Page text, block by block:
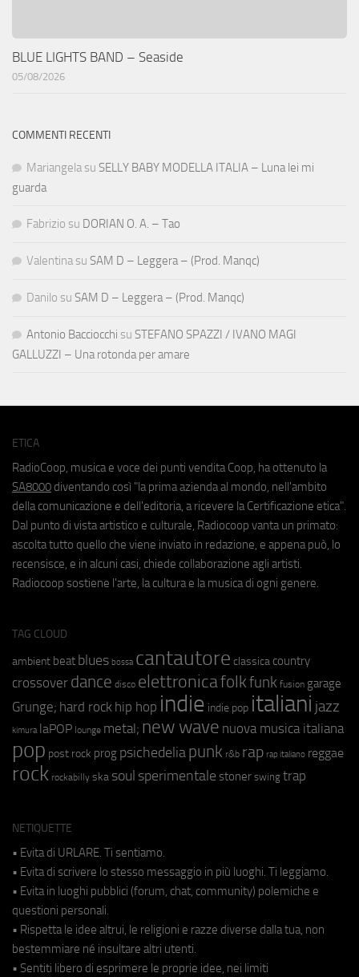
BLUE LIGHTS BAND – Seaside
05/08/2026
COMMENTI RECENTI
Mariangela su SELLY BABY MODELLA ITALIA – Luna lei mi
guarda
Fabrizio su DORIAN O. A. – Tao
Valentina su SAM D – Leggera – (Prod. Manqc)
Danilo su SAM D – Leggera – (Prod. Manqc)
Antonio Bacciocchi su STEFANO SPAZZI / IVANO MAGI
GALLUZZI – Una rotonda per amare
ETICA
RadioCoop, musica e voce dei punti vendita Coop, ha ottenuto la
SA8000 diventando così "la prima azienda al mondo, nell'ambito
della comunicazione e dell'editoria, a ricevere la Certificazione etica".
Dal punto di vista artistico e culturale, Radiocoop vanta un primato:
ascolta tutto quello che viene inviato in redazione, e appena può, lo
recensisce, e in alcuni casi, chiede collaborazione agli artisti.
Radiocoop sostiene l'arte, la cultura e la musica di ogni genere.
TAG CLOUD
ambient beat blues bossa cantautore classica country
crossover dance disco elettronicafolkfunk fusion garage
Grunge; hard rock hip hop indie indie pop italiani jazz
kimura laPOP lounge metal; new wave nuova musica italiana
pop post rock prog psichedeliapunk r&b rap rap italiano reggae
rock rockabilly ska soul sperimentale stoner swing trap
NETIQUETTE
• Evita di URLARE. Ti sentiamo.
• Evita di scrivere lo stesso messaggio in più luoghi. Ti leggiamo.
• Evita in luoghi pubblici (forum, chat, community) polemiche e
questioni personali.
• Rispetta le idee altrui, le religioni e razze diverse dalla tua, non
bestemmiare né insultare altri utenti.
• Sentiti libero di esprimere le proprie idee, nei limiti